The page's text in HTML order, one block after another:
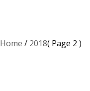
Home / 2018( Page 2 )